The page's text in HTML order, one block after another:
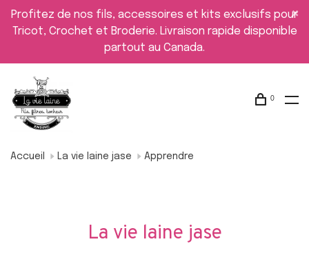
Profitez de nos fils, accessoires et kits exclusifs pour
Tricot, Crochet et Broderie. Livraison rapide disponible
partout au Canada.
0
Accueil La vie laine jase Apprendre
La vie laine jase